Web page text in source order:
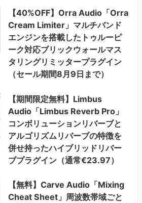
【40%OFF】Orra Audio「Orra
Cream Limiter」マルチバンド
エンジンを搭載したトゥルーピ
ーク対応ブリックウォールマス
タリングリミッタープラグイン
（セール期間8月9日まで）
【期間限定無料】Limbus
Audio「Limbus Reverb Pro」
コンボリューションリバーブと
アルゴリズムリバーブの特徴を
併せ持ったハイブリッドリバー
ブプラグイン（通常€23.97）
【無料】Carve Audio「Mixing
Cheat Sheet」周波数帯域ごと